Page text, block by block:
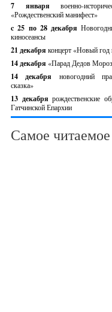
7 январявоенно-
«Рождественский манифест»
c 25 по 28 декабря
киносеансы
21 декабря концерт «Новый год
14 декабря «Парад Дедов
14 декабря новогодний
сказка»
13 декабрярождественские
Гатчинской Епархии
Самое читаемое